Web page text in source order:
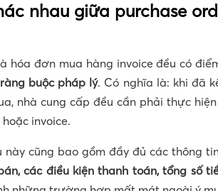
nhau giữa purchase
hóa đơn mua hàng invoice đều có
buộc pháp lý. Có nghĩa là: khi đã
nhà cung cấp đều cần phải thực
invoice.
này cũng bao gồm đầy đủ các thông
các điều kiện thanh toán, tổng số